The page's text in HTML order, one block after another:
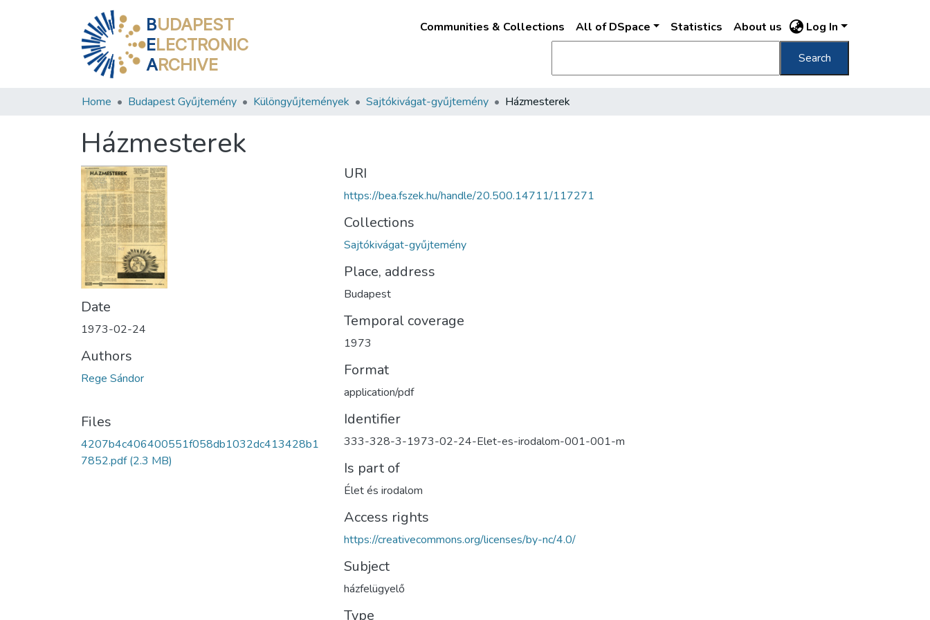
BUDAPEST
ELECTRONIC
ARCHIVE
Communities & Collections All of DSpace Statistics About us Log In
Search
Home Budapest Gyűjtemény Különgyűjtemények Sajtókivágat-gyűjtemény Házmesterek
Házmesterek
Date
1973-02-24
Authors
Rege Sándor
Files
4207b4c406400551f058db1032dc413428b1
7852.pdf(2.3 MB)
URI
https://bea.fszek.hu/handle/20.500.14711/117271
Collections
Sajtókivágat-gyűjtemény
Place, address
Budapest
Temporal coverage
1973
Format
application/pdf
Identifier
333-328-3-1973-02-24-Elet-es-irodalom-001-001-m
Is part of
Élet és irodalom
Access rights
https://creativecommons.org/licenses/by-nc/4.0/
Subject
házfelügyelő
Type